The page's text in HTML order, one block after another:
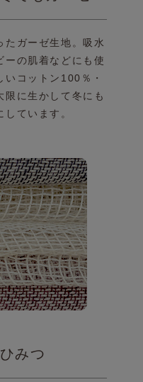
たガーゼ生地。吸水
ーの肌着などにも 使
コットン100％・
限に生かして冬にも
ています。
みつ